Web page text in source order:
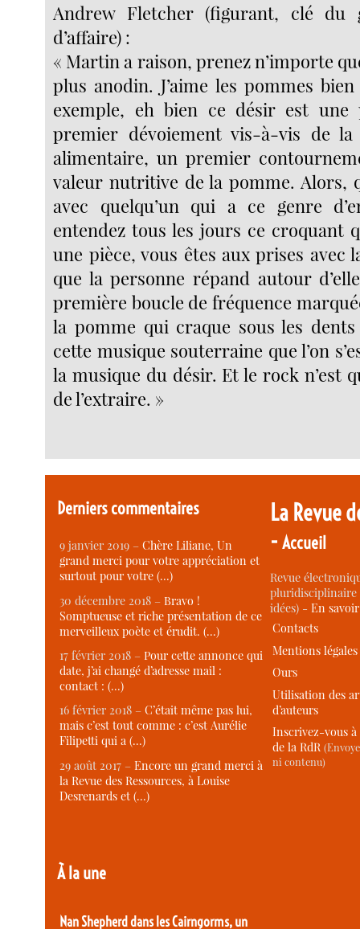
Andrew Fletcher (figurant, clé du
d’affaire) :
« Martin a raison, prenez n’importe
plus anodin. J’aime les pommes
exemple, eh bien ce désir est
premier dévoiement vis-à-vis de
alimentaire, un premier
valeur nutritive de la pomme. Alors,
avec quelqu’un qui a ce genre
entendez tous les jours ce croquant
une pièce, vous êtes aux prises avec
que la personne répand autour
première boucle de fréquence
la pomme qui craque sous les dents
cette musique souterraine que l’on
la musique du désir. Et le rock n’est
de l’extraire. »
Derniers commentaires
9 janvier 2019 –Chère Liliane, Un
grand merci pour votre appréciation et
surtout pour votre (…)
30 décembre 2018 –Bravo !
Somptueuse et riche présentation de ce
merveilleux poète et érudit. (…)
17 février 2018 –Pour cette annonce qui
date, j’ai changé d’adresse mail :
contact : (…)
16 février 2018 –C’était même pas lui,
mais c’est tout comme : c’est Aurélie
Filipetti qui a (…)
29 août 2017 –Encore un grand merci à
la Revue des Ressources, à Louise
Desrenards et (…)
À la une
Nan Shepherd dans les Cairngorms, un
La Revue
-Accueil
Revue
idées) -En
Contacts
Mentions légales
Ours
Utilisation des
d’auteurs
Inscrivez-vous
de la RdR
ni contenu)